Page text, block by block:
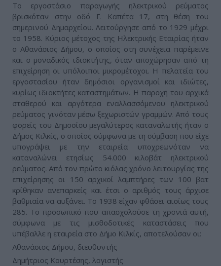
Το εργοστάσιο παραγωγής ηλεκτρικού ρεύματος
βρισκόταν στην οδό Γ. Καπέτα 17, στη θέση του
σημερινού Δημαρχείου. Λειτούργησε από το 1929 μέχρι
το 1958. Κύριος μέτοχος της Ηλεκτρικής Εταιρίας ήταν
ο Αθανάσιος Δήμου, ο οποίος στη συνέχεια παρέμεινε
και ο μοναδικός ιδιοκτήτης, όταν αποχώρησαν από τη
επιχείρηση οι υπόλοιποι μικρομέτοχοι. Η πελατεία του
εργοστασίου ήταν δημόσιοι οργανισμοί και ιδιώτες,
κυρίως ιδιοκτήτες καταστημάτων. Η παροχή του αρχικά
σταθερού και αργότερα εναλλασσόμενου ηλεκτρικού
ρεύματος γινόταν μέσω ξεχωριστών γραμμών. Από τους
φορείς του Δημοσίου μεγαλύτερος καταναλωτής ήταν ο
Δήμος Κιλκίς, ο οποίος σύμφωνα με τη σύμβαση που είχε
υπογράψει με την εταιρεία υποχρεωνόταν να
καταναλώνει ετησίως 54.000 κιλοβάτ ηλεκτρικού
ρεύματος. Από τον πρώτο κιόλας χρόνο λειτουργίας της
επιχείρησης οι 150 αρχικοί λαμπτήρες των 100 βατ
κρίθηκαν ανεπαρκείς και έτσι ο αριθμός τους άρχισε
βαθμιαία να αυξάνει. Το 1938 είχαν φθάσει αισίως τους
285. Το προσωπικό που απασχολούσε τη χρονιά αυτή,
σύμφωνα με τις μισθοδοτικές καταστάσεις που
υπέβαλλε η εταιρεία στο Δήμο Κιλκίς, αποτελούσαν οι:
Αθανάσιος Δήμου, διευθυντής
Δημήτριος Κουρτέσης, λογιστής